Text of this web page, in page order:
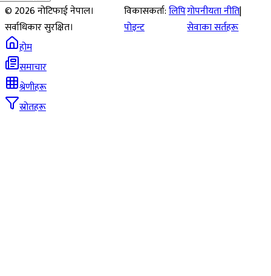
©2026नोटिफाई नेपाल।
सर्वाधिकार सुरक्षित।
विकासकर्ता:लिपि
पोइन्ट
गोपनीयता नीति|
सेवाका सर्तहरू
होम
समाचार
श्रेणीहरू
स्रोतहरू